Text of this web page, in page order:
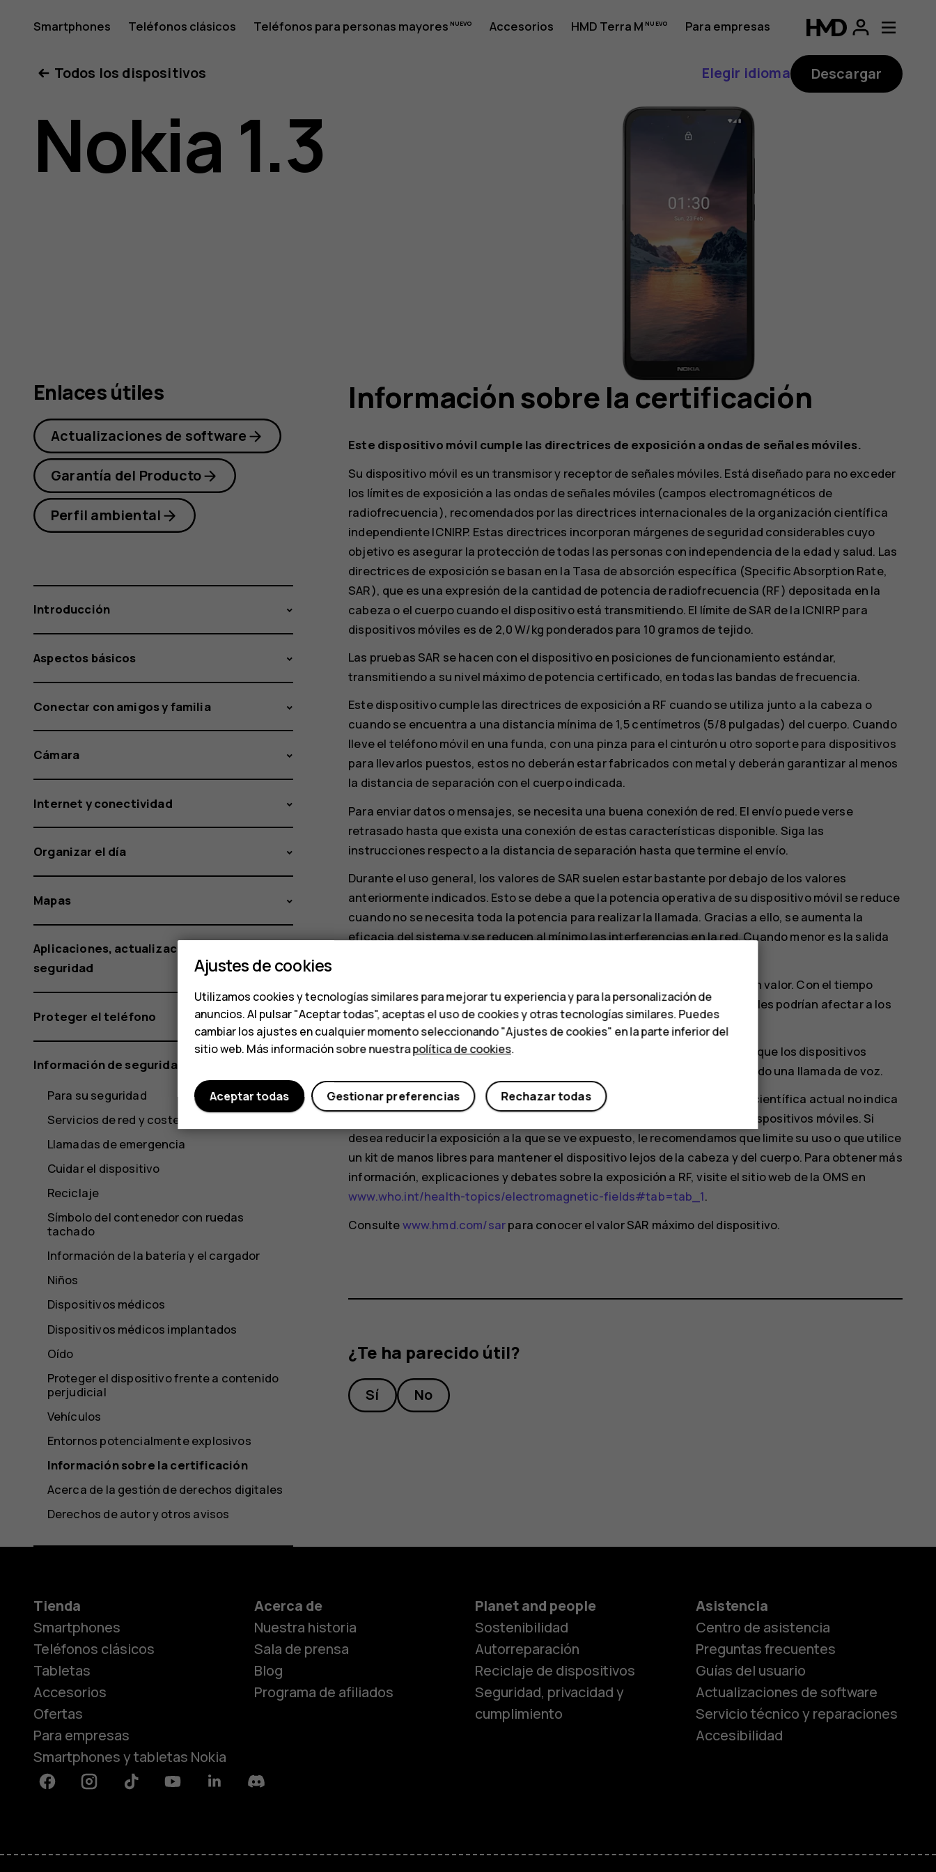
Manual
de
usuario
1.3
Smartphones Teléfonos clásicos Teléfonos para personas mayores Accesorios HMD Terra M
Para empresas
Smartphones
Teléfonos clásicos
Teléfonos para
Todos los dispositivos
Elegir idioma Descargar
Nokia 1.3
Información sobre la certificación
Este dispositivo móvil cumple las directrices de exposición a ondas de señales móviles.
Su dispositivo móvil es un transmisor y receptor de señales móviles. Está diseñado para no exceder
los límites de exposición a las ondas de señales móviles (campos electromagnéticos de
radiofrecuencia), recomendados por las directrices internacionales de la organización científica
independiente ICNIRP. Estas directrices incorporan márgenes de seguridad considerables cuyo
objetivo es asegurar la protección de todas las personas con independencia de la edad y salud. Las
directrices de exposición se basan en la Tasa de absorción específica (Specific Absorption Rate,
SAR), que es una expresión de la cantidad de potencia de radiofrecuencia (RF) depositada en la
cabeza o el cuerpo cuando el dispositivo está transmitiendo. El límite de SAR de la ICNIRP para
dispositivos móviles es de 2,0 W/kg ponderados para 10 gramos de tejido.
Las pruebas SAR se hacen con el dispositivo en posiciones de funcionamiento estándar,
transmitiendo a su nivel máximo de potencia certificado, en todas las bandas de frecuencia.
Este dispositivo cumple las directrices de exposición a RF cuando se utiliza junto a la cabeza o
cuando se encuentra a una distancia mínima de 1,5 centímetros (5/8 pulgadas) del cuerpo. Cuando
lleve el teléfono móvil en una funda, con una pinza para el cinturón u otro soporte para dispositivos
para llevarlos puestos, estos no deberán estar fabricados con metal y deberán garantizar al menos
la distancia de separación con el cuerpo indicada.
Para enviar datos o mensajes, se necesita una buena conexión de red. El envío puede verse
retrasado hasta que exista una conexión de estas características disponible. Siga las
instrucciones respecto a la distancia de separación hasta que termine el envío.
Durante el uso general, los valores de SAR suelen estar bastante por debajo de los valores
anteriormente indicados. Esto se debe a que la potencia operativa de su dispositivo móvil se reduce
cuando no se necesita toda la potencia para realizar la llamada. Gracias a ello, se aumenta la
eficacia del sistema y se reducen al mínimo las interferencias en la red. Cuando menor es la salida
Los modelos del dispositivo pueden tener diferentes versiones y más de un valor. Con el tiempo
pueden tener lugar cambios de componentes y diseño, algunos de los cuales podrían afectar a los
valores de SAR.
Para obtener más información, visite
. Tenga en cuenta que los dispositivos
móviles pueden estar transmitiendo ondas incluso aunque no esté haciendo una llamada de voz.
La Organización Mundial de la Salud (OMS) establece que la información científica actual no indica
la necesidad de adoptar ninguna precaución especial durante el uso de dispositivos móviles. Si
desea reducir la exposición a la que se ve expuesto, le recomendamos que limite su uso o que utilice
un kit de manos libres para mantener el dispositivo lejos de la cabeza y del cuerpo. Para obtener más
información, explicaciones y debates sobre la exposición a RF, visite el sitio web de la OMS en
www.who.int/health-topics/electromagnetic-fields#tab=tab_1.
Consultewww.hmd.com/sarpara conocer el valor SAR máximo del dispositivo.
¿Te ha parecido útil?
Sí No
Enlaces útiles
Actualizaciones de software
Garantía del Producto
Perfil ambiental
Introducción
Aspectos básicos
Conectar con amigos y familia
Cámara
Internet y conectividad
Organizar el día
Mapas
Aplicaciones, actualizaciones y copias de
seguridad
Proteger el teléfono
Información de seguridad y del producto
Para su seguridad
Servicios de red y costes
Llamadas de emergencia
Cuidar el dispositivo
Reciclaje
Símbolo del contenedor con ruedas
tachado
Información de la batería y el cargador
Niños
Dispositivos médicos
Dispositivos médicos implantados
Oído
Proteger el dispositivo frente a contenido
perjudicial
Vehículos
Entornos potencialmente explosivos
Información sobre la certificación
Acerca de la gestión de derechos digitales
Derechos de autor y otros avisos
Tienda
Smartphones
Teléfonos clásicos
Tabletas
Accesorios
Ofertas
Para empresas
Smartphones y tabletas Nokia
Acerca de
Nuestra historia
Sala de prensa
Blog
Programa de afiliados
Planet and people
Sostenibilidad
Autorreparación
Reciclaje de dispositivos
Seguridad, privacidad y
cumplimiento
Asistencia
Centro de asistencia
Preguntas frecuentes
Guías del usuario
Actualizaciones de software
Servicio técnico y reparaciones
Accesibilidad
FacebookInstagramTiktok YoutubeLinkedinDiscord
Ajustes de cookies
Utilizamos cookies y tecnologías similares para mejorar tu experiencia y para la personalización de
anuncios. Al pulsar "Aceptar todas", aceptas el uso de cookies y otras tecnologías similares. Puedes
cambiar los ajustes en cualquier momento seleccionando "Ajustes de cookies" en la parte inferior del
sitio web. Más información sobre nuestrapolítica de cookies.
Rechazar todas
Gestionar preferencias
Aceptar todas